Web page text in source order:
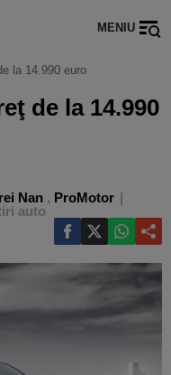
MENIU
la 14.990 euro
de la 14.990
Nan, ProMotor
auto